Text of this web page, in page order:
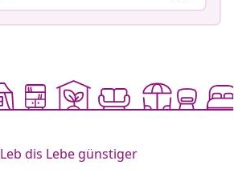
Leb dis Lebe günstiger